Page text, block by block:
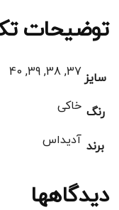
توضیحات
سایز 37, 38, 39, 40
رنگ خاکی
برند آدیداس
دیدگاهها